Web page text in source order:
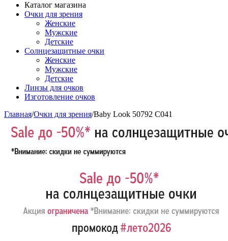
Каталог магазина
Очки для зрения
Женские
Мужские
Детские
Солнцезащитные очки
Женские
Мужские
Детские
Линзы для очков
Изготовление очков
Главная/Очки для зрения/Baby Look 50792 C041